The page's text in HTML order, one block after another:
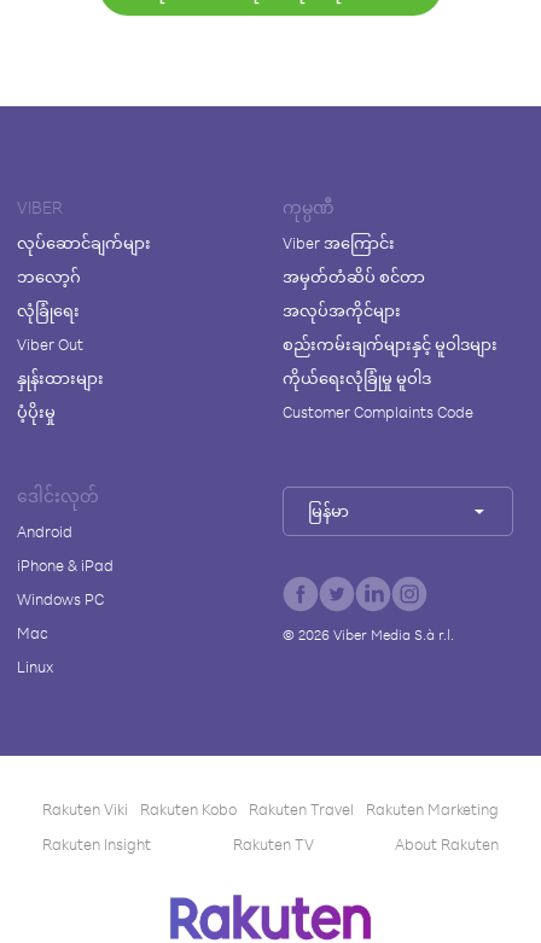
VIBER
လုပ်ဆောင်ချက်များ
ဘလော့ဂ်
လုံခြုံရေး
Viber Out
နှုန်းထားများ
ပံ့ပိုးမှု
ကုမ္ပဏီ
Viber အကြောင်း
အမှတ်တံဆိပ် စင်တာ
အလုပ်အကိုင်များ
စည်းကမ်းချက်များနှင့် မူဝါဒများ
ကိုယ်ရေးလုံခြုံမှု မူဝါဒ
Customer Complaints Code
ဒေါင်းလုတ်
Android
iPhone & iPad
Windows PC
Mac
Linux
မြန်မာ
© 2026Viber Media S.à r.l.
Rakuten Viki Rakuten Kobo Rakuten Travel
Rakuten Marketing
Rakuten Insight
Rakuten TV About Rakuten